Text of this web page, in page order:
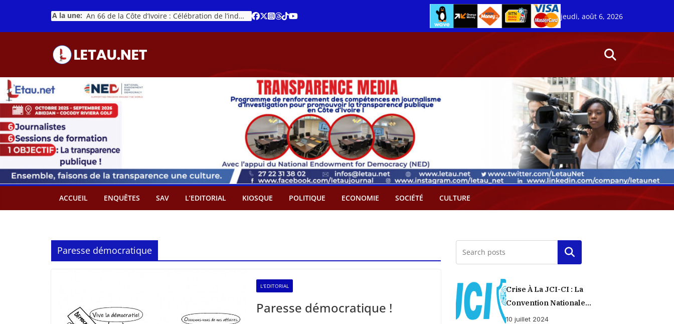
contenu
A la une: An 66 de la Côte d’Ivoire : Célébration de l’indépendance ou cérémonie d’hommage à Ouattara ?
jeudi, août 6, 2026
ACCUEIL ENQUÊTES SAV L’EDITORIAL KIOSQUE POLITIQUE ECONOMIE SOCIÉTÉ CULTURE
Paresse démocratique
L'EDITORIAL
Paresse démocratique !
Rechercher
Crise À La JCI-CI : La
Convention Nationale
Provisoirement Suspendue
10 juillet 2024